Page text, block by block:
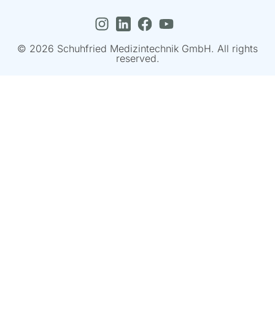
© 2026 Schuhfried Medizintechnik GmbH. All rights
reserved.